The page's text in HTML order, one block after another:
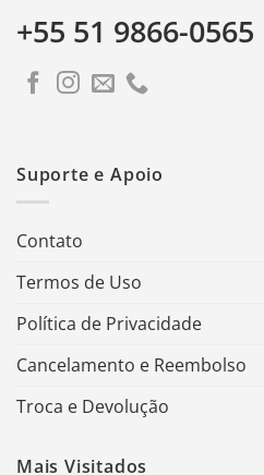
+55 51 9866-0565
Suporte e Apoio
Contato
Termos de Uso
Política de Privacidade
Cancelamento e Reembolso
Troca e Devolução
Mais Visitados